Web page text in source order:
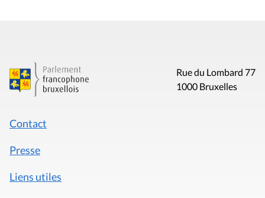
Rue du Lombard 77
1000 Bruxelles
Contact
Presse
Liens utiles